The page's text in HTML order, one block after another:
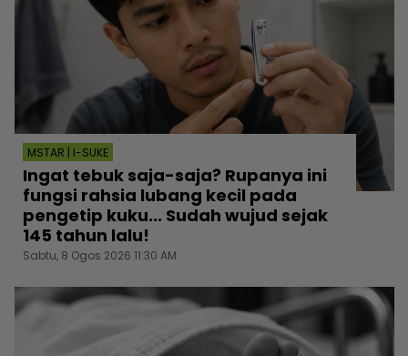
MSTAR | I-SUKE
Ingat tebuk saja-saja? Rupanya ini
fungsi rahsia lubang kecil pada
pengetip kuku... Sudah wujud sejak
145 tahun lalu!
Sabtu, 8 Ogos 2026 11:30 AM